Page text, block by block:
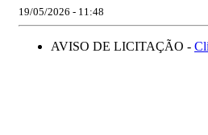
19/05/2026 - 11:48
AVISO DE LICITAÇÃO -